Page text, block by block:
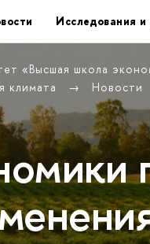
Исследования и
«Высшая школа
климата
Новости